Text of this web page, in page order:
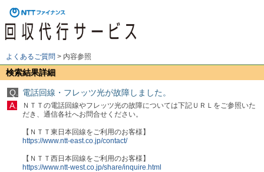
よくあるご質問 > 内容参照
検索結果詳細
Q.
電話回線・フレッツ光が故障しました。
A.
ＮＴＴの電話回線やフレッツ光の故障については下記ＵＲＬをご参照いた
だき、通信各社へお問合せください。
【ＮＴＴ東日本回線をご利用のお客様】
https://www.ntt-east.co.jp/contact/
【ＮＴＴ西日本回線をご利用のお客様】
https://www.ntt-west.co.jp/share/inquire.html